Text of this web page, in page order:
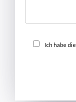
Ich habe die